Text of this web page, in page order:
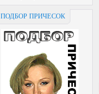
ПОДБОР ПРИЧЕСОК